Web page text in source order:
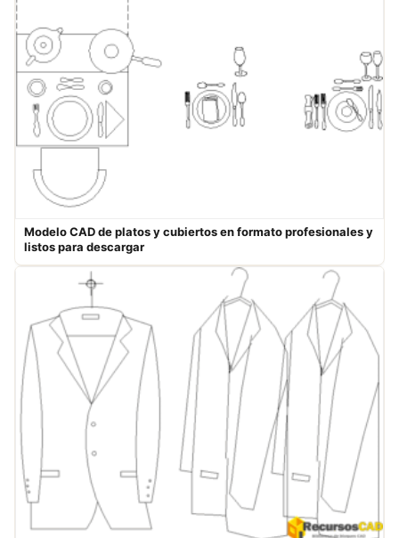
Modelo CAD de platos y cubiertos en formato profesionales y
listos para descargar